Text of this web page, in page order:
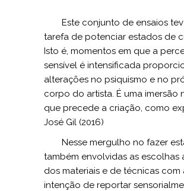
Este conjunto de ensaios
tarefa de potenciar estados de
Isto é, momentos em que a
sensível é intensificada
alterações no psiquismo e no
corpo do artista. É uma imersão
que precede a criação, como
José Gil (2016)
Nesse mergulho no fazer
também envolvidas as escolhas
dos materiais e de técnicas com
intenção de reportar